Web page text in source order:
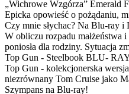
„Wichrowe Wzgórza” Emerald
Epicka opowieść o pożądaniu,
Czy mnie słychac? Na Blu-ray
W obliczu rozpadu małżeństwa
poniosła dla rodziny. Sytuacja
Top Gun - Steelbook BLU-
Top Gun - kolekcjonerska
niezrównany Tom Cruise jako
Szympans na Blu-ray!